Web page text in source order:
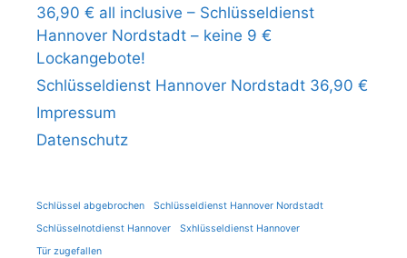
36,90 € all inclusive – Schlüsseldienst
Hannover Nordstadt – keine 9 €
Lockangebote!
Schlüsseldienst Hannover Nordstadt 36,90 €
Impressum
Datenschutz
Schlüssel abgebrochen
Schlüsseldienst Hannover Nordstadt
Schlüsselnotdienst Hannover
Sxhlüsseldienst Hannover
Tür zugefallen